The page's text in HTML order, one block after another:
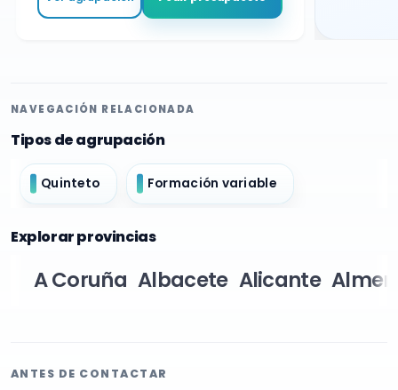
NAVEGACIÓN RELACIONADA
Tipos de agrupación
Quinteto Formación variable
Explorar provincias
A Coruña Albacete Alicante
ANTES DE CONTACTAR